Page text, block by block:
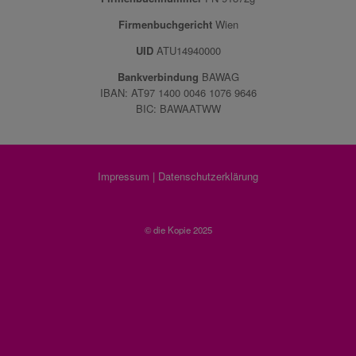
Firmenbuchgericht Wien
UID ATU14940000
Bankverbindung BAWAG
IBAN: AT97 1400 0046 1076 9646
BIC: BAWAATWW
Impressum | Datenschutzerklärung
© die Kopie 2025